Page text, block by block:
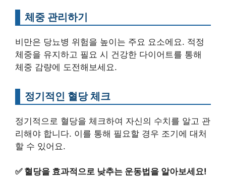
체중 관리하기
비만은 당뇨병 위험을 높이는 주요 요소에요. 적정
체중을 유지하고 필요 시 건강한 다이어트를 통해
체중 감량에 도전해보세요.
정기적인 혈당 체크
정기적으로 혈당을 체크하여 자신의 수치를 알고 관
리해야 합니다. 이를 통해 필요할 경우 조기에 대처
할 수 있어요.
✅ 혈당을 효과적으로 낮추는 운동법을 알아보세요!